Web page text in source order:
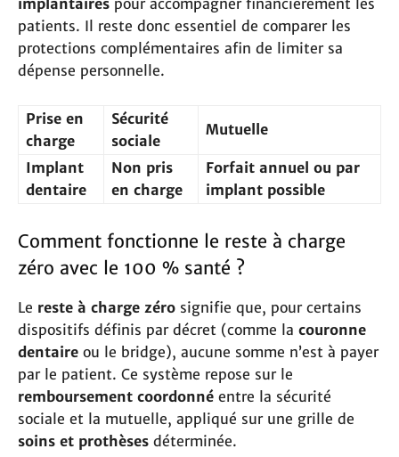
implantaires pour accompagner financièrement les
patients. Il reste donc essentiel de comparer les
protections complémentaires afin de limiter sa
dépense personnelle.
Prise en
charge
Sécurité
sociale
Mutuelle
Implant
dentaire
Non pris
en charge
Forfait annuel ou par
implant possible
Comment fonctionne le reste à charge
zéro avec le 100 % santé ?
Le reste à charge zéro signifie que, pour certains
dispositifs définis par décret (comme la couronne
dentaire ou le bridge), aucune somme n’est à payer
par le patient. Ce système repose sur le
remboursement coordonné entre la sécurité
sociale et la mutuelle, appliqué sur une grille de
soins et prothèses déterminée.